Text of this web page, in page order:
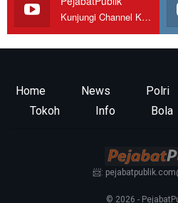
Kunjungi Channel Kami
Home News Polri
Tokoh
Info Bola
📨:
© 2026 -